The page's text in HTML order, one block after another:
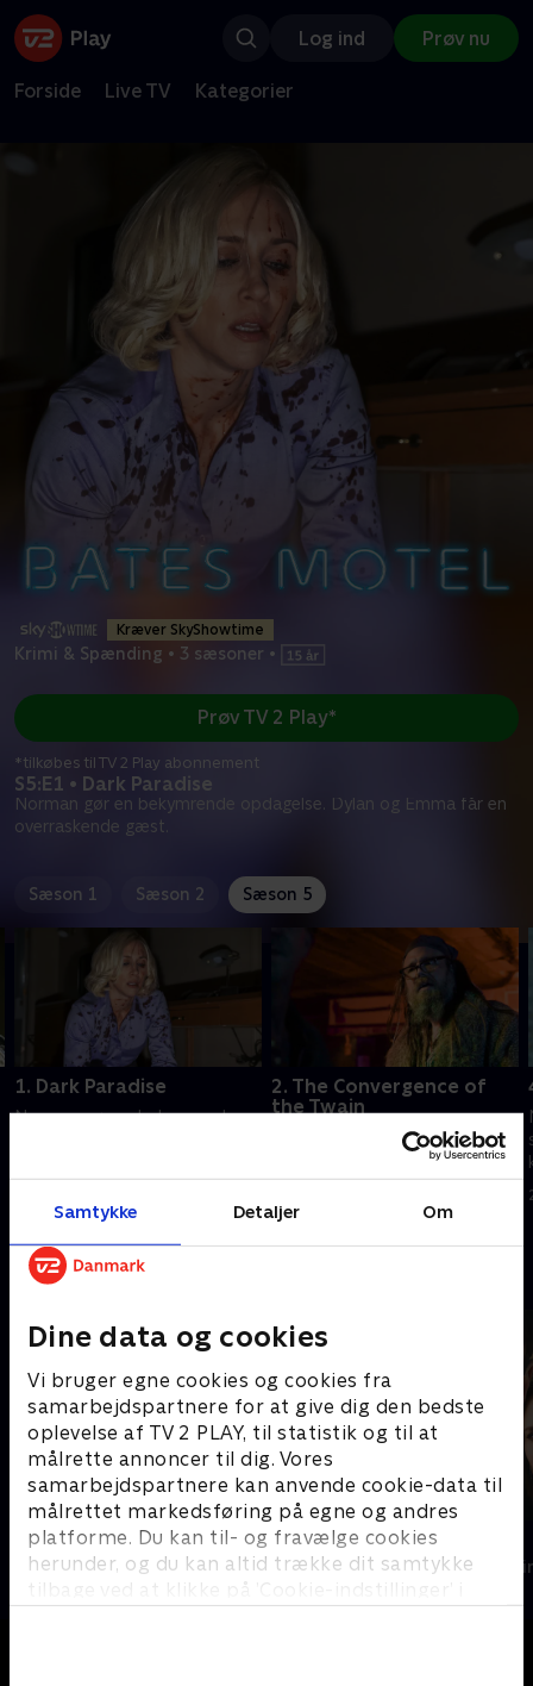
Samtykke Detaljer Om
Dine data og cookies
Vi bruger egne cookies og cookies fra
samarbejdspartnere for at give dig den bedste
oplevelse af TV 2 PLAY, til statistik og til at
målrette annoncer til dig. Vores
samarbejdspartnere kan anvende cookie-data til
målrettet markedsføring på egne og andres
platforme. Du kan til- og fravælge cookies
herunder, og du kan altid trække dit samtykke
tilbage ved at klikke på ’Cookie-indstillinger’ i
Log ind Prøv nu
Forside Live TV Kategorier
Kræver SkyShowtime
Krimi & Spænding • 3 sæsoner •
S5:E1 • Dark Paradise
Norman gør en bekymrende opdagelse. Dylan og Emma får en
overraskende gæst.
Prøv TV 2 Play*
*tilkøbes til TV 2 Play abonnement
Sæson 1 Sæson 2 Sæson 5
1. Dark Paradise
Norman gør en bekymrende
2. The Convergence of
the Twain
Normans date går ikke som
planlagt. Romeros frustration
når kogepunktet.
20. september 2022 • 42 min
Andre så også
The Au Pair
Krimi & Spænding • 1 sæsoner
Top Dog
Krimi &